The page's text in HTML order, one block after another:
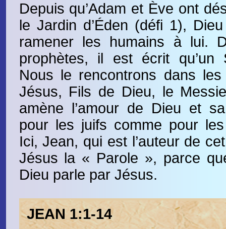
Depuis qu’Adam et Ève ont
le Jardin d’Éden (défi 1),
ramener les humains à lui.
prophètes, il est écrit qu’un
Nous le rencontrons dans les
Jésus, Fils de Dieu, le
amène l’amour de Dieu et
pour les juifs comme pour
Ici, Jean, qui est l’auteur de
Jésus la « Parole », parce
Dieu parle par Jésus.
JEAN 1:1-14